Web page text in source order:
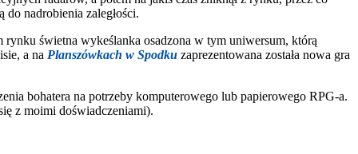
nadrobienia zaległości.
świetna wykeślanka osadzona w tym uniwersum, którą
a na Planszówkach w Spodku zaprezentowana została nowa gra
bohatera na potrzeby komputerowego lub papierowego RPG-a.
z moimi doświadczeniami).